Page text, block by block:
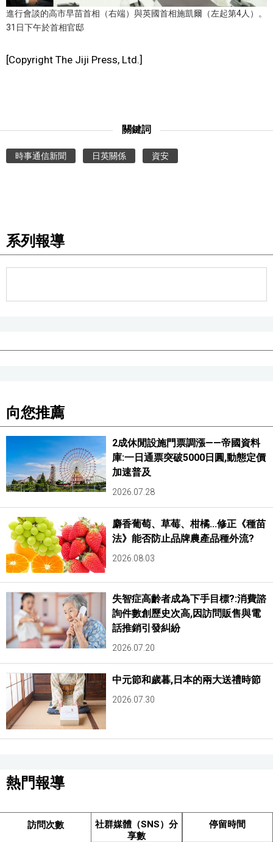
進行會談的高市早苗首相（右端）與英國首相施凱爾（左起第4人）。
31日下午於首相官邸
[Copyright The Jiji Press, Ltd.]
關鍵詞
時事通信新聞 日英關係 資安
系列報導
向您推薦
2成休閒設施門票調漲——帝國資料
庫:一日通票突破5000日圓,動態定價
加速普及
2026.07.28
麝香葡萄、草莓、柑橘...修正《種苗
法》能否防止品牌農產品種外流?
2026.08.03
失智症高齡者成為下手目標?:消費諮
詢件數創歷史次高,因訪問販售與電
話推銷引發糾紛
2026.07.20
中元節和歲暮,日本的兩大送禮時節
2026.07.30
熱門報導
訪問次數
社群媒體（SNS）分
享數
停留時間